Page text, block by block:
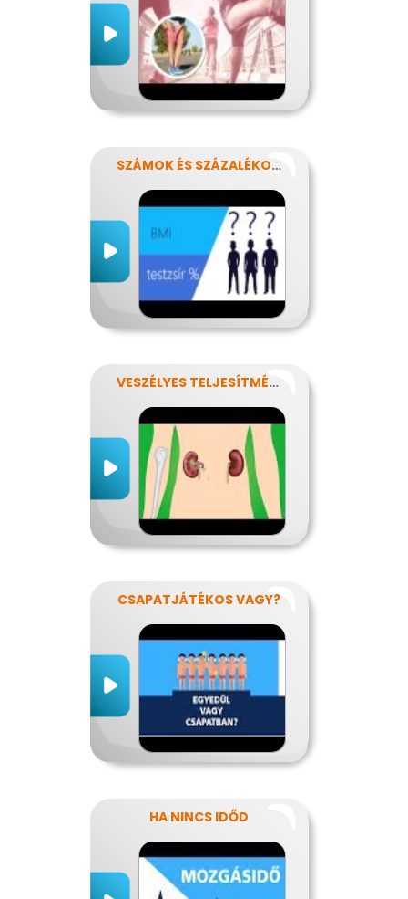
SZÁMOK ÉS SZÁZALÉKOK REJTELMEI
VESZÉLYES TELJESÍTMÉNY
CSAPATJÁTÉKOS VAGY?
HA NINCS IDŐD